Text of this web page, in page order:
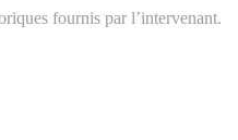
fournis par l’intervenant.